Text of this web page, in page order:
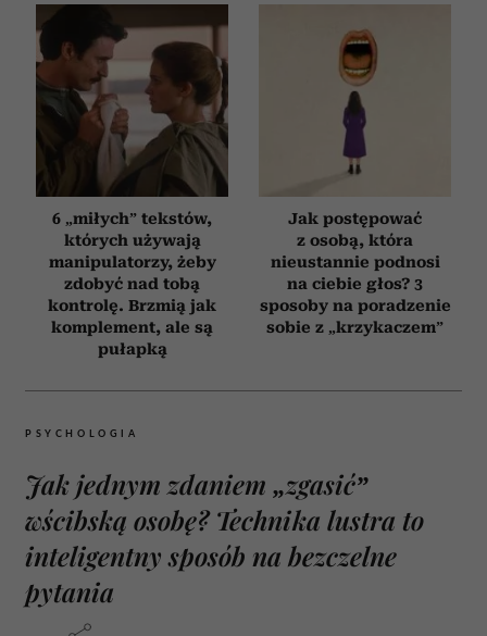
6 „miłych” tekstów,
których używają
manipulatorzy, żeby
zdobyć nad tobą
kontrolę. Brzmią jak
komplement, ale są
pułapką
Jak postępować
z osobą, która
nieustannie podnosi
na ciebie głos? 3
sposoby na poradzenie
sobie z „krzykaczem”
PSYCHOLOGIA
Jak jednym zdaniem „zgasić”
wścibską osobę? Technika lustra to
inteligentny sposób na bezczelne
pytania